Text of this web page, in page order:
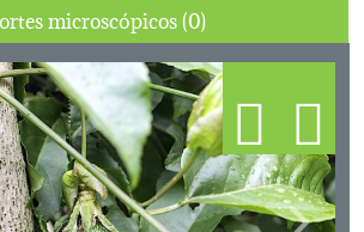
Cortes microscópicos (0)